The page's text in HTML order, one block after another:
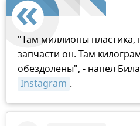
"Там миллионы пластика,
запчасти он. Там
обездолены", - напел
Instagram .